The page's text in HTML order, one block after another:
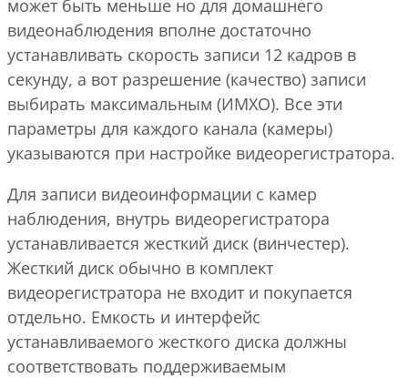
может быть меньше но для домашнего
видеонаблюдения вполне достаточно
устанавливать скорость записи 12 кадров в
секунду, а вот разрешение (качество) записи
выбирать максимальным (ИМХО). Все эти
параметры для каждого канала (камеры)
указываются при настройке видеорегистратора.
Для записи видеоинформации с камер
наблюдения, внутрь видеорегистратора
устанавливается жесткий диск (винчестер).
Жесткий диск обычно в комплект
видеорегистратора не входит и покупается
отдельно. Емкость и интерфейс
устанавливаемого жесткого диска должны
соответствовать поддерживаемым